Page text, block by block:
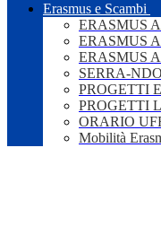
Erasmus e Scambi
ERASMUS
ERASMUS
ERASMUS
SERRA-
PROGETTI
PROGETTI
ORARIO
Mobilità